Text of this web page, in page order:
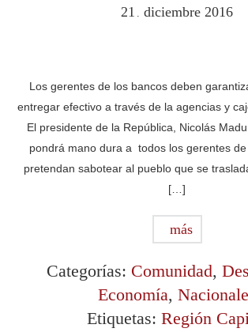
21 . diciembre 2016
Los gerentes de los bancos deben
entregar efectivo a través de la agencias y
El presidente de la República, Nicolás
pondrá mano dura a todos los gerentes
pretendan sabotear al pueblo que se
[…]
más
Categorías: Comunidad,
Economía,
Etiquetas: Región